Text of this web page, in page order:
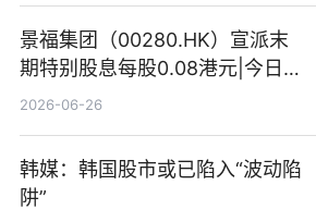
景福集团（00280.HK）宣派末
期特别股息每股0.08港元|今日快
看
2026-06-26
韩媒：韩国股市或已陷入“波动陷
阱”